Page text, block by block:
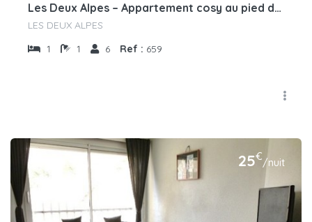
Les Deux Alpes – Appartement cosy au pied des pistes dans le calme du quartier 1800
LES DEUX ALPES
1
1 6 Ref : 659
25€/nuit